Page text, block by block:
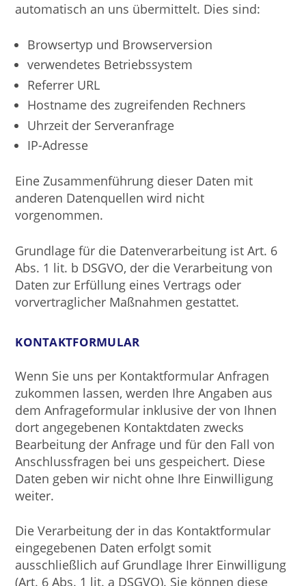
automatisch an uns übermittelt. Dies sind:
Browsertyp und Browserversion
verwendetes Betriebssystem
Referrer URL
Hostname des zugreifenden Rechners
Uhrzeit der Serveranfrage
IP-Adresse
Eine Zusammenführung dieser Daten mit
anderen Datenquellen wird nicht
vorgenommen.
Grundlage für die Datenverarbeitung ist Art. 6
Abs. 1 lit. b DSGVO, der die Verarbeitung von
Daten zur Erfüllung eines Vertrags oder
vorvertraglicher Maßnahmen gestattet.
KONTAKTFORMULAR
Wenn Sie uns per Kontaktformular Anfragen
zukommen lassen, werden Ihre Angaben aus
dem Anfrageformular inklusive der von Ihnen
dort angegebenen Kontaktdaten zwecks
Bearbeitung der Anfrage und für den Fall von
Anschlussfragen bei uns gespeichert. Diese
Daten geben wir nicht ohne Ihre Einwilligung
weiter.
Die Verarbeitung der in das Kontaktformular
eingegebenen Daten erfolgt somit
ausschließlich auf Grundlage Ihrer Einwilligung
(Art. 6 Abs. 1 lit. a DSGVO). Sie können diese